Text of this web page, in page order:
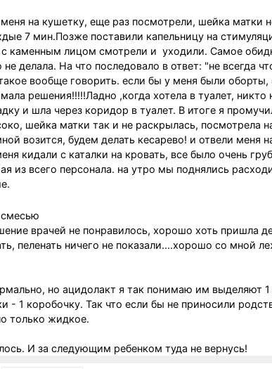
на кушетку, еще раз посмотрели, шейка матки
7 мин.Позже поставили капельницу на
с каменным лицом смотрели и уходили. Самое
не делала. На что последовало в ответ: "не всегда
вообще говорить. если бы у меня были оборты,
решения!!!!!Ладно ,когда хотела в туалет,
и шла через коридор в туалет. В итоге я
шейка матки так и не раскрылась,
возится, будем делать кесарево! и отвели меня
кидали с каталки на кровать, все было очень
из всего персонала. на утро мы поднялись
врачей не понравилось, хорошо хоть пришла
пеленать ничего не показали....хорошо со мной
но ацидолакт я так понимаю им выделяют
- 1 коробочку. Так что если бы не приносили
только жидкое.
И за следующим ребенком туда не вернусь!